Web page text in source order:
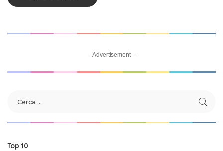
– Advertisement –
Top 10